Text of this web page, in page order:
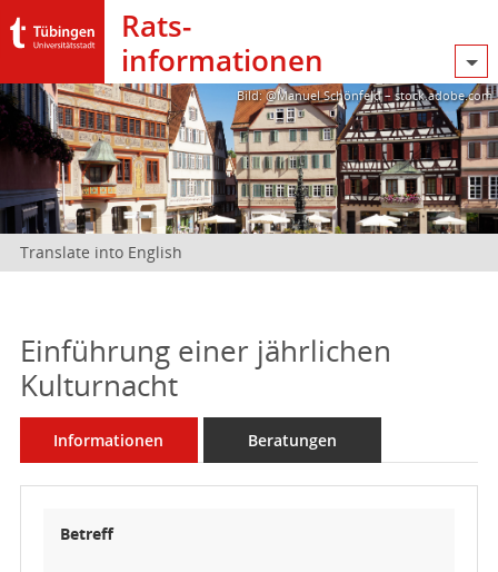
Rats­
informationen
Bild: @Manuel Schönfeld – stock.adobe.com
Translate into English
Einführung einer jährlichen
Kulturnacht
Informationen Beratungen
Betreff